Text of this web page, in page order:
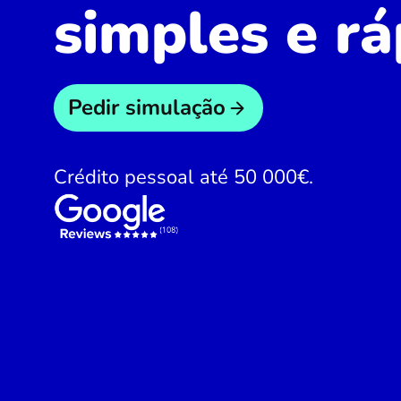
simples e
Pedir simulação
Crédito pessoal até 50 000€.